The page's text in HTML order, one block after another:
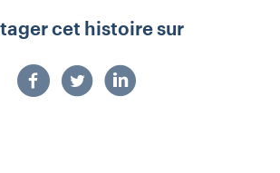
cet histoire sur